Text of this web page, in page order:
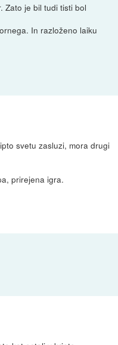
Zato je bil tudi tisti bol
In razloženo laiku
svetu zasluzi, mora drugi
prirejena igra.